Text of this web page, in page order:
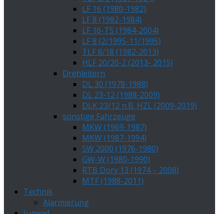
LF 16 (1980-1982)
LF 8 (1982-1984)
LF 16-TS (1984-2004)
LF 8 (2/1995-11/1995)
TLF 8/18 (1982-2013)
HLF 20/20-2 (2013- 2015)
Drehleitern
DL 30 (1978-1988)
DL 23-12 (1988-2009)
DLK 23/12 n.B. HZL (2009-2019)
sonstige Fahrzeuge
MKW (1969-1987)
MKW (1987-1994)
SW 2000 (1976-1980)
GW-W (1980-1990)
RTB Dory 13 (1974 – 2008)
MTF (1988-2011)
Technik
Alarmierung